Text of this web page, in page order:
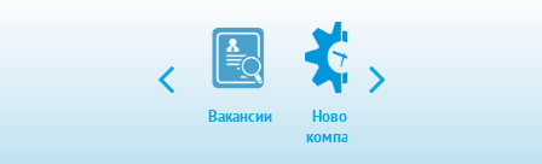
Вакансии
Новости
компании